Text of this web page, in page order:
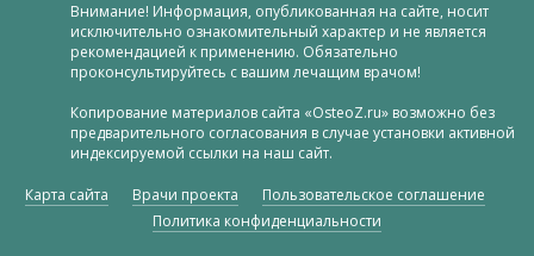
Внимание! Информация, опубликованная на сайте, носит
исключительно ознакомительный характер и не является
рекомендацией к применению. Обязательно
проконсультируйтесь с вашим лечащим врачом!
Копирование материалов сайта «OsteoZ.ru» возможно без
предварительного согласования в случае установки активной
индексируемой ссылки на наш сайт.
Карта сайта Врачи проекта
Пользовательское соглашение
Политика конфиденциальности